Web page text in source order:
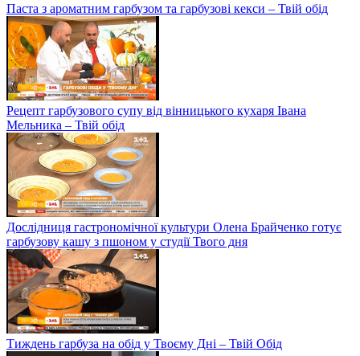
Паста з ароматним гарбузом та гарбузові кекси – Твій обід
Рецепт гарбузового супу від вінницького кухаря Івана
Мельника – Твій обід
Дослідниця гастрономічної культури Олена Брайченко готує
гарбузову кашу з пшоном у студії Твого дня
Тиждень гарбуза на обід у Твоєму Дні – Твій Обід